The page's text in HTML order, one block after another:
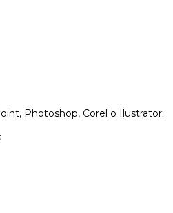
Photoshop, Corel o Ilustrator.